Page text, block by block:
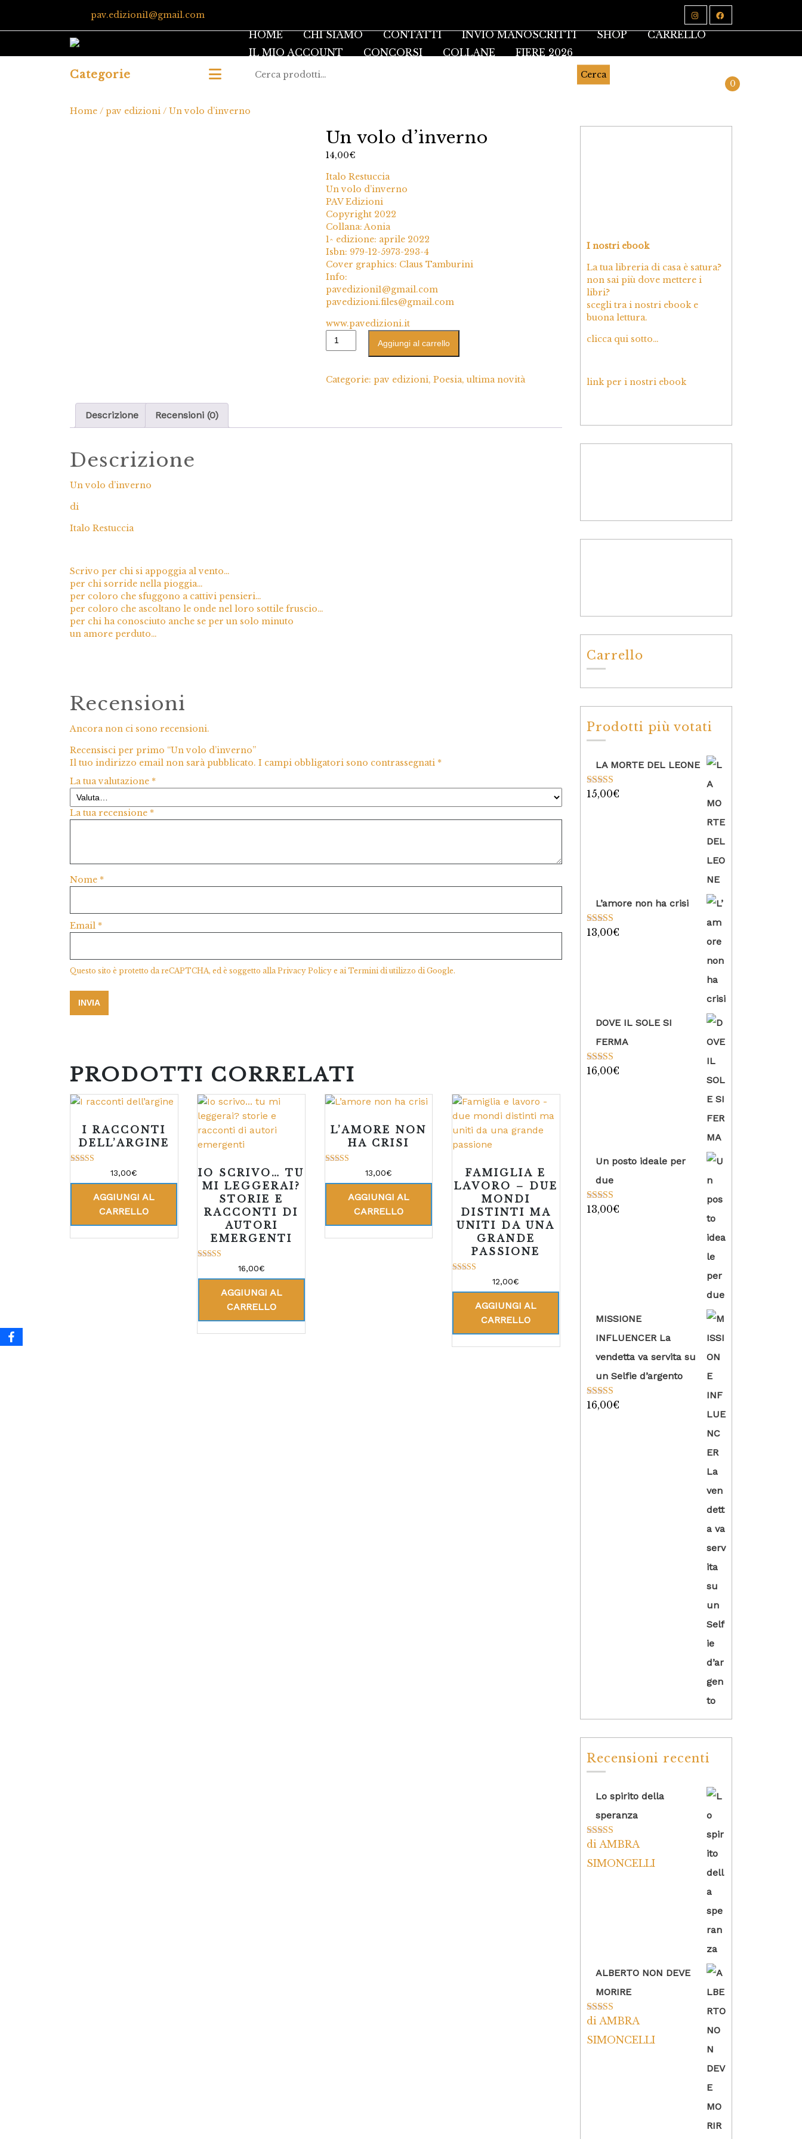
pav.edizioni1@gmail.com
HOME CHI SIAMO CONTATTI INVIO MANOSCRITTI SHOP
CARRELLO
IL MIO ACCOUNT
CONCORSI COLLANE FIERE 2026
Categorie
Cerca
0
Home / pav edizioni / Un volo d’inverno
Un volo d’inverno
14,00€
Italo Restuccia
Un volo d’inverno
PAV Edizioni
Copyright 2022
Collana: Aonia
1^ edizione: aprile 2022
Isbn: 979-12-5973-293-4
Cover graphics: Claus Tamburini
Info:
pavedizioni1@gmail.com
pavedizioni.files@gmail.com
www.pavedizioni.it
Aggiungi al carrello
Categorie: pav edizioni, Poesia, ultima novità
Descrizione Recensioni (0)
Descrizione
Un volo d’inverno
di
Italo Restuccia
Scrivo per chi si appoggia al vento…
per chi sorride nella pioggia…
per coloro che sfuggono a cattivi pensieri…
per coloro che ascoltano le onde nel loro sottile fruscio…
per chi ha conosciuto anche se per un solo minuto
un amore perduto…
Recensioni
Ancora non ci sono recensioni.
Recensisci per primo “Un volo d’inverno”
Il tuo indirizzo email non sarà pubblicato. I campi obbligatori sono contrassegnati *
La tua valutazione *
La tua recensione *
Nome *
Email *
Questo sito è protetto da reCAPTCHA, ed è soggetto allaPrivacy Policy e aiTermini di utilizzo di Google.
PRODOTTI CORRELATI
I RACCONTI
DELL’ARGINE
su 5
13,00€
AGGIUNGI AL
CARRELLO
IO SCRIVO… TU
MI LEGGERAI?
STORIE E
RACCONTI DI
AUTORI
EMERGENTI
su 5
16,00€
AGGIUNGI AL
CARRELLO
L’AMORE NON
HA CRISI
su 5
13,00€
AGGIUNGI AL
CARRELLO
FAMIGLIA E
LAVORO – DUE
MONDI
DISTINTI MA
UNITI DA UNA
GRANDE
PASSIONE
su 5
12,00€
AGGIUNGI AL
CARRELLO
I nostri ebook
La tua libreria di casa è satura?
non sai più dove mettere i
libri?
scegli tra i nostri ebook e
buona lettura.
clicca qui sotto…
link per i nostri ebook
Carrello
Prodotti più votati
LA MORTE DEL LEONE
Valutato
15,00€
L’amore non ha crisi
Valutato
13,00€
DOVE IL SOLE SI
FERMA
Valutato
16,00€
Un posto ideale per
due
Valutato
13,00€
MISSIONE
INFLUENCER La
vendetta va servita su
un Selfie d’argento
Valutato
16,00€
Recensioni recenti
Lo spirito della
speranza
Valutato5su
di AMBRA
SIMONCELLI
ALBERTO NON DEVE
MORIRE
Valutato5su
di AMBRA
SIMONCELLI